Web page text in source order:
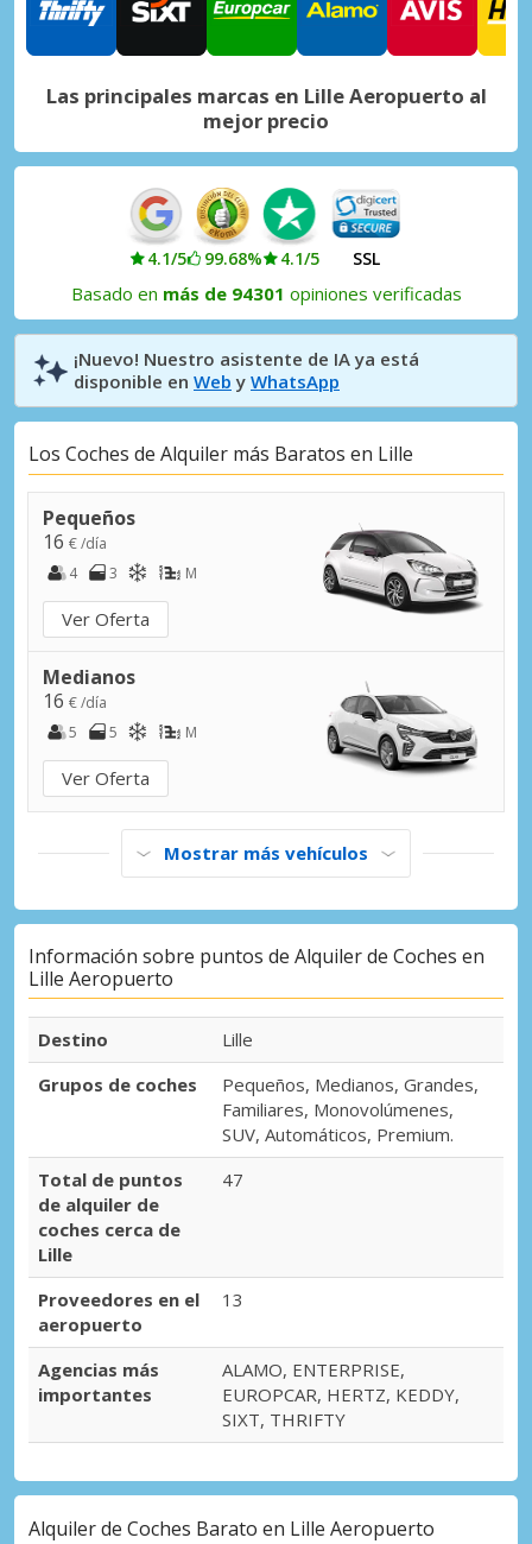
Las principales marcas en Lille Aeropuerto al
mejor precio
4.1/5 99.68% 4.1/5 SSL
Basado en más de 94301 opiniones verificadas
¡Nuevo! Nuestro asistente de IA ya está
disponible en Web y WhatsApp
Los Coches de Alquiler más Baratos en Lille
Pequeños
16 € /día
4
3 M
Ver Oferta
Medianos
16 € /día
5
5 M
Ver Oferta
Mostrar más vehículos
Información sobre puntos de Alquiler de Coches en
Lille Aeropuerto
Destino
Lille
Grupos de coches
Pequeños, Medianos, Grandes,
Familiares, Monovolúmenes,
SUV, Automáticos, Premium.
Total de puntos
de alquiler de
coches cerca de
Lille
47
Proveedores en el
aeropuerto
13
Agencias más
importantes
ALAMO, ENTERPRISE,
EUROPCAR, HERTZ, KEDDY,
SIXT, THRIFTY
Alquiler de Coches Barato en Lille Aeropuerto